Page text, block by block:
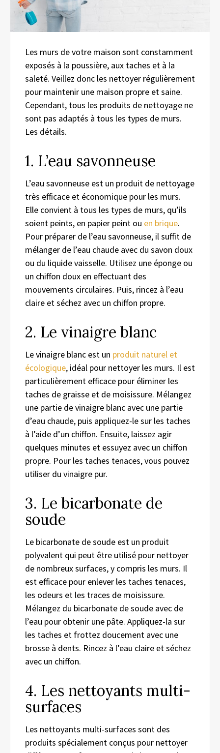
Les murs de votre maison sont constamment
exposés à la poussière, aux taches et à la
saleté. Veillez donc les nettoyer régulièrement
pour maintenir une maison propre et saine.
Cependant, tous les produits de nettoyage ne
sont pas adaptés à tous les types de murs.
Les détails.
1. L’eau savonneuse
L’eau savonneuse est un produit de nettoyage
très efficace et économique pour les murs.
Elle convient à tous les types de murs, qu’ils
soient peints, en papier peint ou en brique.
Pour préparer de l’eau savonneuse, il suffit de
mélanger de l’eau chaude avec du savon doux
ou du liquide vaisselle. Utilisez une éponge ou
un chiffon doux en effectuant des
mouvements circulaires. Puis, rincez à l’eau
claire et séchez avec un chiffon propre.
2. Le vinaigre blanc
Le vinaigre blanc est un produit naturel et
écologique, idéal pour nettoyer les murs. Il est
particulièrement efficace pour éliminer les
taches de graisse et de moisissure. Mélangez
une partie de vinaigre blanc avec une partie
d’eau chaude, puis appliquez-le sur les taches
à l’aide d’un chiffon. Ensuite, laissez agir
quelques minutes et essuyez avec un chiffon
propre. Pour les taches tenaces, vous pouvez
utiliser du vinaigre pur.
3. Le bicarbonate de
soude
Le bicarbonate de soude est un produit
polyvalent qui peut être utilisé pour nettoyer
de nombreux surfaces, y compris les murs. Il
est efficace pour enlever les taches tenaces,
les odeurs et les traces de moisissure.
Mélangez du bicarbonate de soude avec de
l’eau pour obtenir une pâte. Appliquez-la sur
les taches et frottez doucement avec une
brosse à dents. Rincez à l’eau claire et séchez
avec un chiffon.
4. Les nettoyants multi-
surfaces
Les nettoyants multi-surfaces sont des
produits spécialement conçus pour nettoyer